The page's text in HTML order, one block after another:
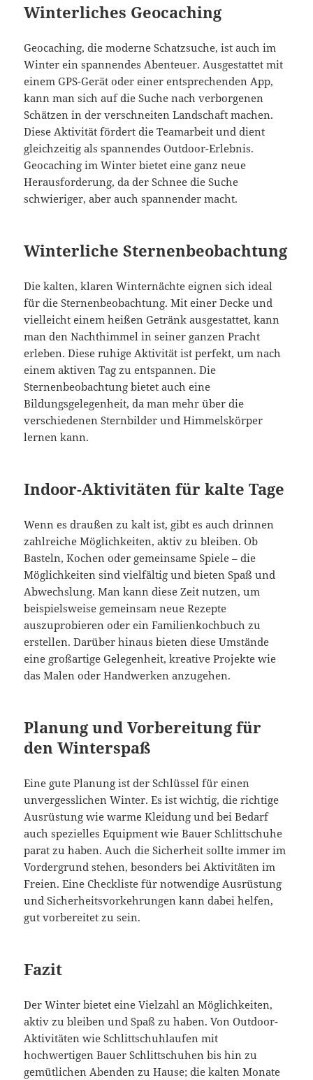
Winterliches Geocaching
Geocaching, die moderne Schatzsuche, ist auch im
Winter ein spannendes Abenteuer. Ausgestattet mit
einem GPS-Gerät oder einer entsprechenden App,
kann man sich auf die Suche nach verborgenen
Schätzen in der verschneiten Landschaft machen.
Diese Aktivität fördert die Teamarbeit und dient
gleichzeitig als spannendes Outdoor-Erlebnis.
Geocaching im Winter bietet eine ganz neue
Herausforderung, da der Schnee die Suche
schwieriger, aber auch spannender macht.
Winterliche Sternenbeobachtung
Die kalten, klaren Winternächte eignen sich ideal
für die Sternenbeobachtung. Mit einer Decke und
vielleicht einem heißen Getränk ausgestattet, kann
man den Nachthimmel in seiner ganzen Pracht
erleben. Diese ruhige Aktivität ist perfekt, um nach
einem aktiven Tag zu entspannen. Die
Sternenbeobachtung bietet auch eine
Bildungsgelegenheit, da man mehr über die
verschiedenen Sternbilder und Himmelskörper
lernen kann.
Indoor-Aktivitäten für kalte Tage
Wenn es draußen zu kalt ist, gibt es auch drinnen
zahlreiche Möglichkeiten, aktiv zu bleiben. Ob
Basteln, Kochen oder gemeinsame Spiele – die
Möglichkeiten sind vielfältig und bieten Spaß und
Abwechslung. Man kann diese Zeit nutzen, um
beispielsweise gemeinsam neue Rezepte
auszuprobieren oder ein Familienkochbuch zu
erstellen. Darüber hinaus bieten diese Umstände
eine großartige Gelegenheit, kreative Projekte wie
das Malen oder Handwerken anzugehen.
Planung und Vorbereitung für
den Winterspaß
Eine gute Planung ist der Schlüssel für einen
unvergesslichen Winter. Es ist wichtig, die richtige
Ausrüstung wie warme Kleidung und bei Bedarf
auch spezielles Equipment wie Bauer Schlittschuhe
parat zu haben. Auch die Sicherheit sollte immer im
Vordergrund stehen, besonders bei Aktivitäten im
Freien. Eine Checkliste für notwendige Ausrüstung
und Sicherheitsvorkehrungen kann dabei helfen,
gut vorbereitet zu sein.
Fazit
Der Winter bietet eine Vielzahl an Möglichkeiten,
aktiv zu bleiben und Spaß zu haben. Von Outdoor-
Aktivitäten wie Schlittschuhlaufen mit
hochwertigen Bauer Schlittschuhen bis hin zu
gemütlichen Abenden zu Hause; die kalten Monate